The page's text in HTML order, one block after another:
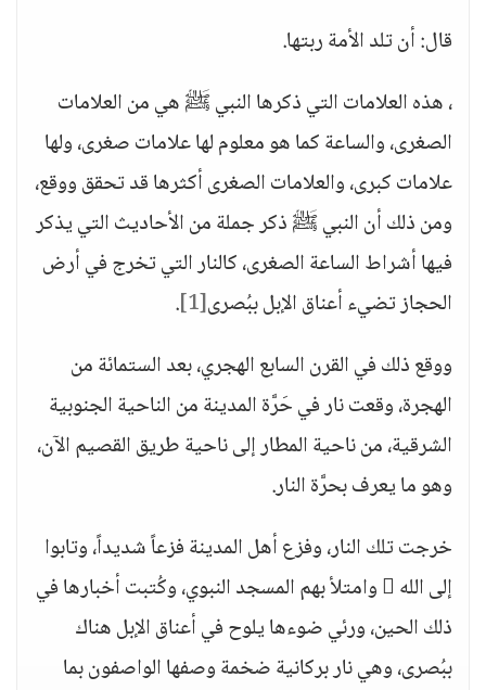
قال: أن تلد الأمة ربتها.
، هذه العلامات التي ذكرها النبي ﷺ هي من العلامات
الصغرى، والساعة كما هو معلوم لها علامات صغرى، ولها
علامات كبرى، والعلامات الصغرى أكثرها قد تحقق ووقع،
ومن ذلك أن النبي ﷺ ذكر جملة من الأحاديث التي يذكر
فيها أشراط الساعة الصغرى، كالنار التي تخرج في أرض
الحجاز تضيء أعناق الإبل ببُصرى[1]
.
ووقع ذلك في القرن السابع الهجري، بعد الستمائة من
الهجرة، وقعت نار في حَرَّة المدينة من الناحية الجنوبية
الشرقية، من ناحية المطار إلى ناحية طريق القصيم الآن،
وهو ما يعرف بحرَّة النار.
خرجت تلك النار، وفزع أهل المدينة فزعاً شديداً، وتابوا
إلى الله  وامتلأ بهم المسجد النبوي، وكُتبت أخبارها في
ذلك الحين، ورئي ضوءها يلوح في أعناق الإبل هناك
ببُصرى، وهي نار بركانية ضخمة وصفها الواصفون بما